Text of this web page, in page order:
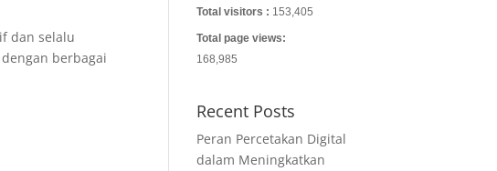
dan selalu
berbagai
Total visitors : 153,405
Total page views:
168,985
Recent Posts
Peran Percetakan Digital
dalam Meningkatkan